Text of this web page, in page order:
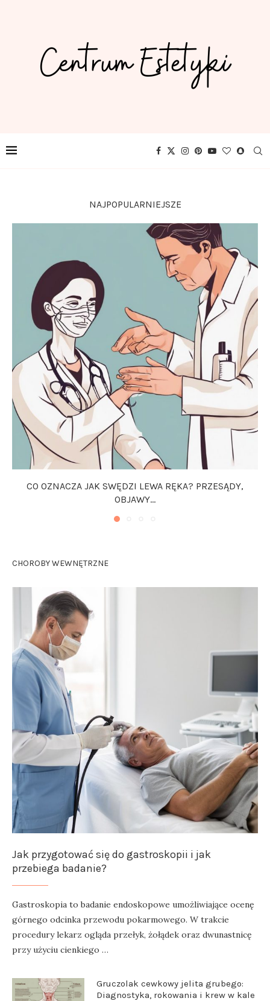
NAJPOPULARNIEJSZE
CO OZNACZA JAK SWĘDZI LEWA RĘKA? PRZESĄDY,
OBJAWY...
CHOROBY WEWNĘTRZNE
Jak przygotować się do gastroskopii i jak
przebiega badanie?
Gastroskopia to badanie endoskopowe umożliwiające ocenę
górnego odcinka przewodu pokarmowego. W trakcie
procedury lekarz ogląda przełyk, żołądek oraz dwunastnicę
przy użyciu cienkiego …
Gruczolak cewkowy jelita grubego:
Diagnostyka, rokowania i krew w kale